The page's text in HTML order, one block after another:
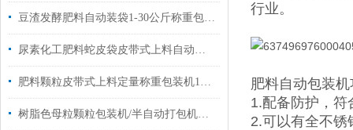
豆渣发酵肥料自动装袋1-30公斤称重包装机厂家
尿素化工肥料蛇皮袋皮带式上料自动称重包装机厂家定制
肥料颗粒皮带式上料定量称重包装机10-50公斤
树脂色母粒颗粒包装机/半自动打包机厂家定制
行业。
肥料自动包装
1.配备防护，符
2.可以有全不锈